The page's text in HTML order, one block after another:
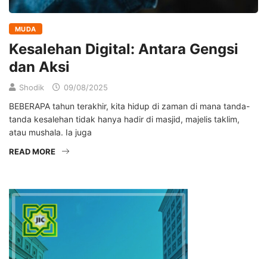
MUDA
Kesalehan Digital: Antara Gengsi
dan Aksi
Shodik 09/08/2025
BEBERAPA tahun terakhir, kita hidup di zaman di mana tanda-
tanda kesalehan tidak hanya hadir di masjid, majelis taklim,
atau mushala. Ia juga
READ MORE